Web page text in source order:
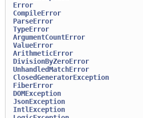
Error
CompileError
ParseError
TypeError
ArgumentCountError
ValueError
ArithmeticError
DivisionByZeroError
UnhandledMatchError
ClosedGeneratorException
FiberError
DOMException
JsonException
IntlException